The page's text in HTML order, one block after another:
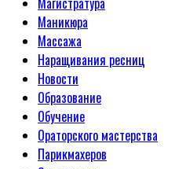
Маникюра
Массажа
Наращивания ресниц
Новости
Образование
Обучение
Ораторского мастерства
Парикмахеров